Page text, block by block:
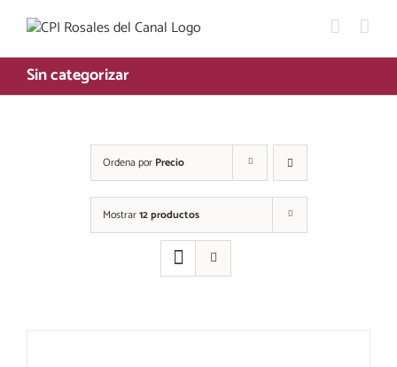
contenido
Sin categorizar
Ordena por Precio
Mostrar12 productos